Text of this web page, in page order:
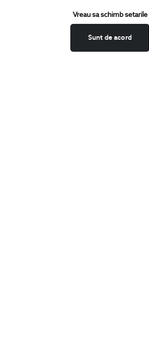
Sunt de acord
Vreau sa schimb setarile
Feedback site
ANPC